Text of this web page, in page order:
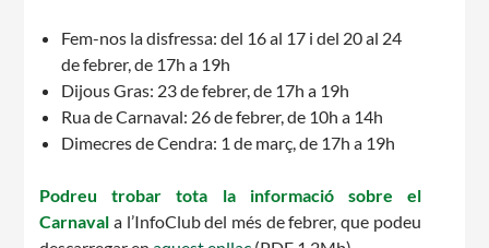
Fem-nos la disfressa: del 16 al 17 i del 20 al 24
de febrer, de 17h a 19h
Dijous Gras: 23 de febrer, de 17h a 19h
Rua de Carnaval: 26 de febrer, de 10h a 14h
Dimecres de Cendra: 1 de març, de 17h a 19h
Podreu trobar tota la informació sobre el
Carnaval a l’InfoClub del més de febrer, que podeu
CONEIX FUNDESPLAI